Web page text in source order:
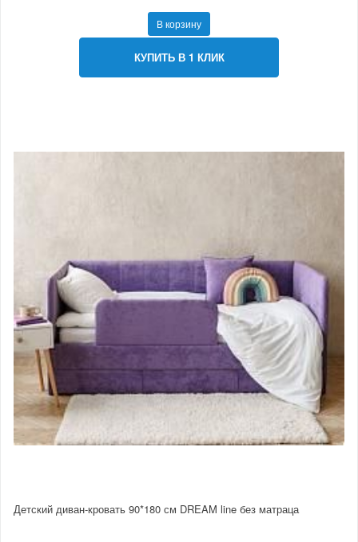
В корзину
КУПИТЬ В 1 КЛИК
Детский диван-кровать 90*180 см DREAM line без матраца